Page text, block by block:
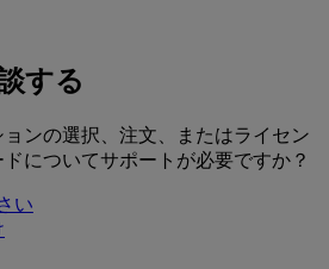
する
ンの選択、注文、またはライセン
についてサポートが必要ですか？
い